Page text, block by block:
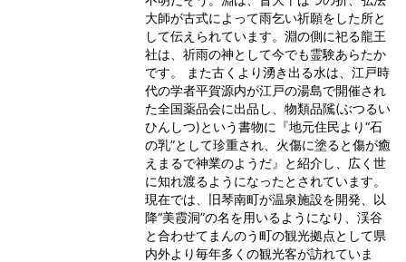
大師が古式によって雨乞い祈願をした所と
して伝えられています。淵の側に祀る龍王
社は、祈雨の神として今でも霊験あらたか
です。 また古くより湧き出る水は、江戸時
代の学者平賀源内が江戸の湯島で開催され
た全国薬品会に出品し、物類品隲(ぶつるい
ひんしつ)という書物に『地元住民より“石
の乳”として珍重され、火傷に塗ると傷が癒
えまるで神業のようだ』と紹介し、広く世
に知れ渡るようになったとされています。
現在では、旧琴南町が温泉施設を開発、以
降“美霞洞”の名を用いるようになり、渓谷
と合わせてまんのう町の観光拠点として県
内外より毎年多くの観光客が訪れていま